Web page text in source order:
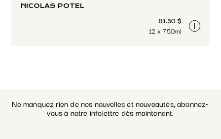
NICOLAS POTEL
81.50 $
12 x 750ml
Ne manquez rien de nos nouvelles et nouveautés, abonnez-
vous à notre infolettre dès maintenant.